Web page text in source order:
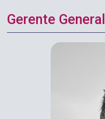
Gerente General